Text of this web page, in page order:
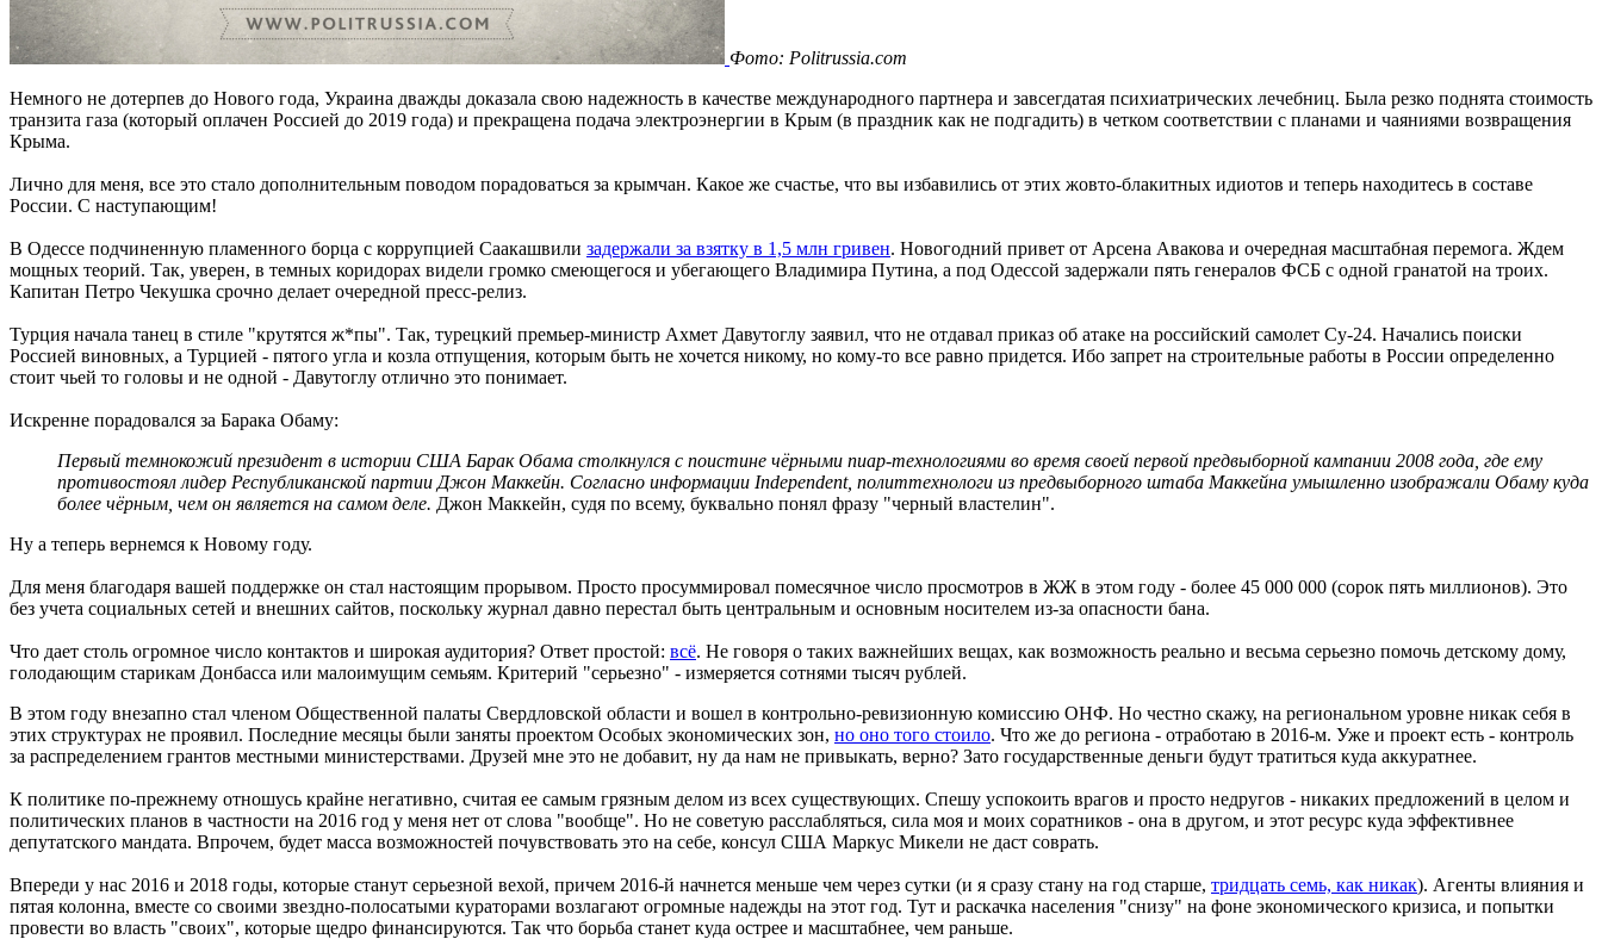
Фото: Politrussia.com
Немного не дотерпев до Нового года, Украина дважды доказала свою надежность в качестве международного партнера и завсегдатая психиатрических лечебниц. Была резко поднята стоимость
транзита газа (который оплачен Россией до 2019 года) и прекращена подача электроэнергии в Крым (в праздник как не подгадить) в четком соответствии с планами и чаяниями возвращения
Крыма.
Лично для меня, все это стало дополнительным поводом порадоваться за крымчан. Какое же счастье, что вы избавились от этих жовто-блакитных идиотов и теперь находитесь в составе
России. С наступающим!
В Одессе подчиненную пламенного борца с коррупцией Саакашвили задержали за взятку в 1,5 млн гривен. Новогодний привет от Арсена Авакова и очередная масштабная перемога. Ждем
мощных теорий. Так, уверен, в темных коридорах видели громко смеющегося и убегающего Владимира Путина, а под Одессой задержали пять генералов ФСБ с одной гранатой на троих.
Капитан Петро Чекушка срочно делает очередной пресс-релиз.
Турция начала танец в стиле "крутятся ж*пы". Так, турецкий премьер-министр Ахмет Давутоглу заявил, что не отдавал приказ об атаке на российский самолет Су-24. Начались поиски
Россией виновных, а Турцией - пятого угла и козла отпущения, которым быть не хочется никому, но кому-то все равно придется. Ибо запрет на строительные работы в России определенно
стоит чьей то головы и не одной - Давутоглу отлично это понимает.
Искренне порадовался за Барака Обаму:
Первый темнокожий президент в истории США Барак Обама столкнулся с поистине чёрными пиар-технологиями во время своей первой предвыборной кампании 2008 года, где ему
противостоял лидер Республиканской партии Джон Маккейн. Согласно информации Independent, политтехнологи из предвыборного штаба Маккейна умышленно изображали Обаму куда
более чёрным, чем он является на самом деле. Джон Маккейн, судя по всему, буквально понял фразу "черный властелин".
Ну а теперь вернемся к Новому году.
Для меня благодаря вашей поддержке он стал настоящим прорывом. Просто просуммировал помесячное число просмотров в ЖЖ в этом году - более 45 000 000 (сорок пять миллионов). Это
без учета социальных сетей и внешних сайтов, поскольку журнал давно перестал быть центральным и основным носителем из-за опасности бана.
Что дает столь огромное число контактов и широкая аудитория? Ответ простой: всё. Не говоря о таких важнейших вещах, как возможность реально и весьма серьезно помочь детскому дому,
голодающим старикам Донбасса или малоимущим семьям. Критерий "серьезно" - измеряется сотнями тысяч рублей.
В этом году внезапно стал членом Общественной палаты Свердловской области и вошел в контрольно-ревизионную комиссию ОНФ. Но честно скажу, на региональном уровне никак себя в
этих структурах не проявил. Последние месяцы были заняты проектом Особых экономических зон, но оно того стоило. Что же до региона - отработаю в 2016-м. Уже и проект есть - контроль
за распределением грантов местными министерствами. Друзей мне это не добавит, ну да нам не привыкать, верно? Зато государственные деньги будут тратиться куда аккуратнее.
К политике по-прежнему отношусь крайне негативно, считая ее самым грязным делом из всех существующих. Спешу успокоить врагов и просто недругов - никаких предложений в целом и
политических планов в частности на 2016 год у меня нет от слова "вообще". Но не советую расслабляться, сила моя и моих соратников - она в другом, и этот ресурс куда эффективнее
депутатского мандата. Впрочем, будет масса возможностей почувствовать это на себе, консул США Маркус Микели не даст соврать.
Впереди у нас 2016 и 2018 годы, которые станут серьезной вехой, причем 2016-й начнется меньше чем через сутки (и я сразу стану на год старше, тридцать семь, как никак). Агенты влияния и
пятая колонна, вместе со своими звездно-полосатыми кураторами возлагают огромные надежды на этот год. Тут и раскачка населения "снизу" на фоне экономического кризиса, и попытки
провести во власть "своих", которые щедро финансируются. Так что борьба станет куда острее и масштабнее, чем раньше.